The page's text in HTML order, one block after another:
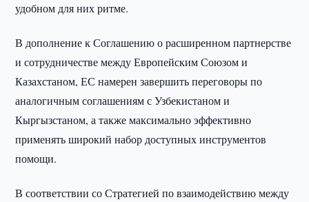
удобном для них ритме.
В дополнение к Соглашению о расширенном партнерстве
и сотрудничестве между Европейским Союзом и
Казахстаном, ЕС намерен завершить переговоры по
аналогичным соглашениям с Узбекистаном и
Кыргызстаном, а также максимально эффективно
применять широкий набор доступных инструментов
помощи.
В соответствии со Стратегией по взаимодействию между